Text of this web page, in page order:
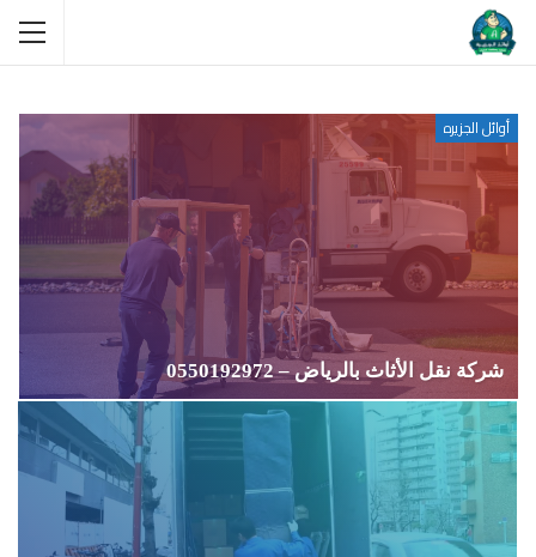
أوائل الجزيره
شركة نقل الأثاث بالرياض – 0550192972